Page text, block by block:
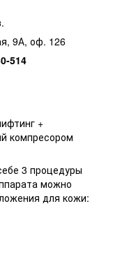
9А, оф. 126
514
+
компресором
3 процедуры
можно
для кожи: